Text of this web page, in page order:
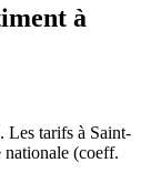
à
Les tarifs à Saint-
nationale (coeff.